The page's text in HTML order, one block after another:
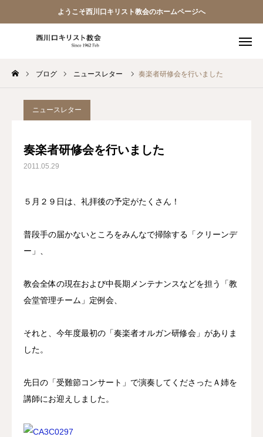
ようこそ西川口キリスト教会のホームページへ
ブログ ニュースレター 奏楽者研修会を行いました
ニュースレター
奏楽者研修会を行いました
2011.05.29
５月２９日は、礼拝後の予定がたくさん！
普段手の届かないところをみんなで掃除する「クリーンデ
ー」、
教会全体の現在および中長期メンテナンスなどを担う「教
会堂管理チーム」定例会、
それと、今年度最初の「奏楽者オルガン研修会」がありま
した。
先日の「受難節コンサート」で演奏してくださったＡ姉を
講師にお迎えしました。
教会員ページ
ようこそ桜並木の教会へ
西川口キリスト教会 信仰告白
案内･地図